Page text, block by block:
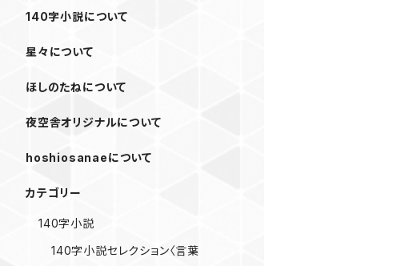
140字小説について
星々について
ほしのたねについて
夜空舎オリジナルについて
hoshiosanaeについて
カテゴリー
140字小説
140字小説セレクション〈言葉